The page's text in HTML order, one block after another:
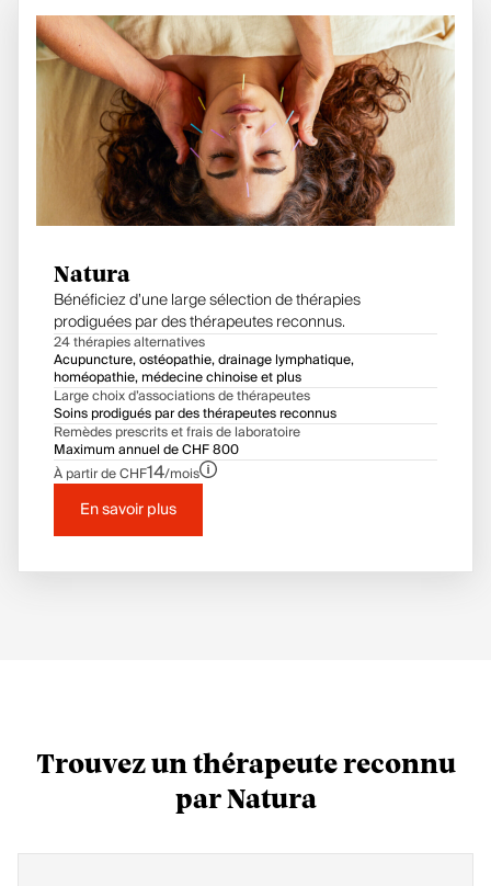
Natura
Bénéficiez d’une large sélection de thérapies
prodiguées par des thérapeutes reconnus.
24 thérapies alternatives
Acupuncture, ostéopathie, drainage lymphatique,
homéopathie, médecine chinoise et plus
Large choix d’associations de thérapeutes
Soins prodigués par des thérapeutes reconnus
Remèdes prescrits et frais de laboratoire
Maximum annuel de CHF 800
À partir de CHF14/mois
En savoir plus
Trouvez un thérapeute reconnu
par Natura